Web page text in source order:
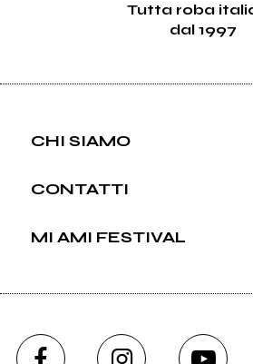
Tutta roba
dal 1997
CHI SIAMO
CONTATTI
MI AMI FESTIVAL